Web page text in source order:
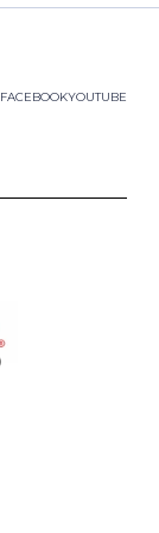
FACEBOOKYOUTUBE